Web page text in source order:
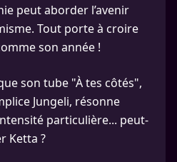
peut aborder l’avenir
Tout porte à croire
son année !
son tube "À tes côtés",
Jungeli, résonne
particulière... peut-
Ketta ?